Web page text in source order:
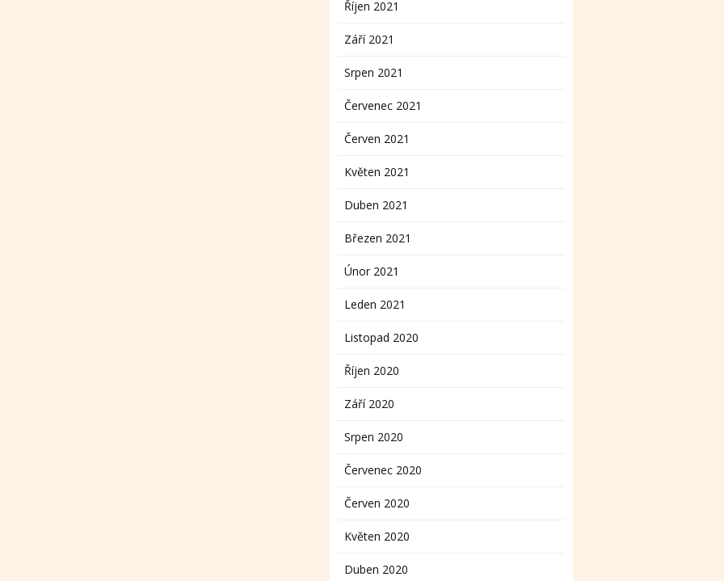
Říjen 2021
Září 2021
Srpen 2021
Červenec 2021
Červen 2021
Květen 2021
Duben 2021
Březen 2021
Únor 2021
Leden 2021
Listopad 2020
Říjen 2020
Září 2020
Srpen 2020
Červenec 2020
Červen 2020
Květen 2020
Duben 2020